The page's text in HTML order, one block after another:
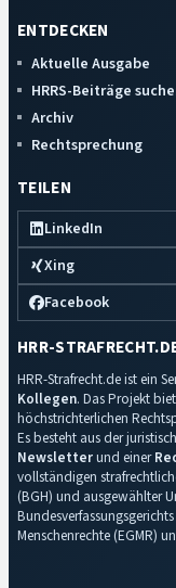
ENTDECKEN
Aktuelle Ausgabe
HRRS-Beiträge
Archiv
Rechtsprechung
TEILEN
LinkedIn
Xing
Facebook
HRR-
HRR-Strafrecht.de ist ein
Kollegen. Das Projekt
höchstrichterlichen
Es besteht aus der
Newsletterund einer
vollständigen
(BGH) und ausgewählter
Menschenrechte (EGMR)